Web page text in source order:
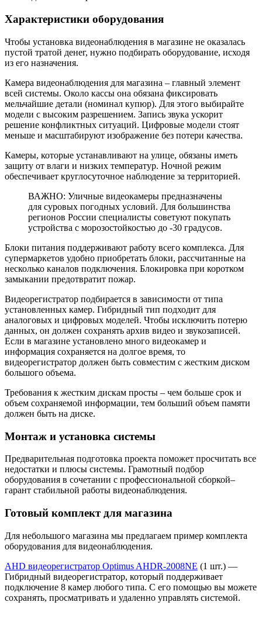
Характеристики оборудования
Чтобы установка видеонаблюдения в магазине не оказалась
пустой тратой денег, нужно подбирать оборудование, исходя
из его назначения.
Камера видеонаблюдения для магазина – главный элемент
всей системы. Около кассы она обязана фиксировать
мельчайшие детали (номинал купюр). Для этого выбирайте
модели с высоким разрешением. Запись звука ускорит
решение конфликтных ситуаций. Цифровые модели стоят
меньше и масштабируют изображение без потери качества.
Камеры, которые устанавливают на улице, обязаны иметь
защиту от влаги и низких температур. Ночной режим
обеспечивает круглосуточное наблюдение за территорией.
ВАЖНО: Уличные видеокамеры предназначены
для суровых погодных условий. Для большинства
регионов России специалисты советуют покупать
устройства с морозостойкостью до -30 градусов.
Блоки питания поддерживают работу всего комплекса. Для
супермаркетов удобно приобретать блоки, рассчитанные на
несколько каналов подключения. Блокировка при коротком
замыкании предотвратит пожар.
Видеорегистратор подбирается в зависимости от типа
установленных камер. Гибридный тип подходит для
аналоговых и цифровых моделей. Чтобы исключить потерю
данных, он должен сохранять архив видео и звукозаписей.
Если в магазине установлено много видеокамер и
информация сохраняется на долгое время, то
видеорегистратор должен быть совместим с жестким диском
большого объема.
Требования к жестким дискам просты – чем больше срок и
объем сохраняемой информации, тем больший объем памяти
должен быть на диске.
Монтаж и установка системы
Предварительная подготовка проекта поможет просчитать все
недостатки и плюсы системы. Грамотный подбор
оборудования в сочетании с профессиональной сборкой–
гарант стабильной работы видеонаблюдения.
Готовый комплект для магазина
Для небольшого магазина мы предлагаем пример комплекта
оборудования для видеонаблюдения.
AHD видеорегистратор Optimus AHDR-2008NE (1 шт.) —
Гибридный видеорегистратор, который поддерживает
подключение 8 камер любого типа. С его помощью вы можете
сохранять, просматривать и удаленно управлять системой.